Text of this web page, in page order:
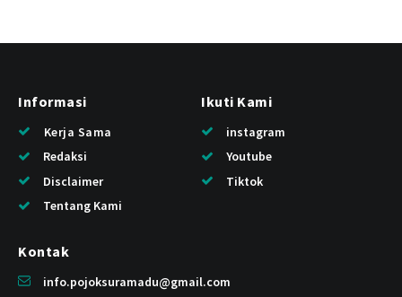
Informasi
Kerja Sama
Redaksi
Disclaimer
Tentang Kami
Ikuti Kami
instagram
Youtube
Tiktok
Kontak
info.pojoksuramadu@gmail.com